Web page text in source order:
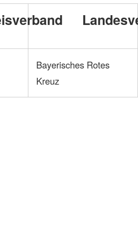
Bayerisches Rotes
Kreuz